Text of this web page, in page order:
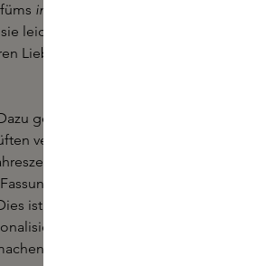
in Originalgröße
leicht in eine Tasche oder einen
Lieblingsduft immer und überall
gehören Sets mit
verschiedener Marken und Sets
entwickelt wurden. Die
von 5 ml bis 15
ist auch eine wunderbare
Geschenk machen